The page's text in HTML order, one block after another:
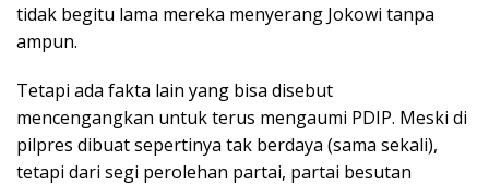
tidak begitu lama mereka menyerang Jokowi tanpa
ampun.
Tetapi ada fakta lain yang bisa disebut
mencengangkan untuk terus mengaumi PDIP. Meski di
pilpres dibuat sepertinya tak berdaya (sama sekali),
tetapi dari segi perolehan partai, partai besutan